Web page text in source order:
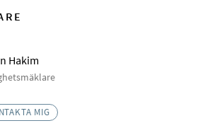
Hakim
MIG